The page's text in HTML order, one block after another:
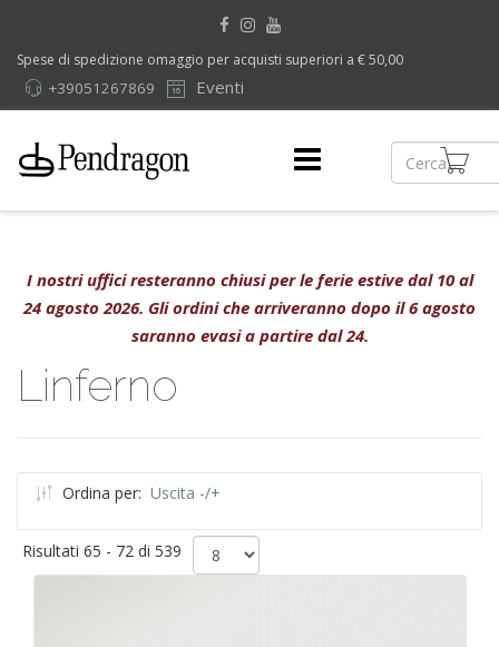
Spese di spedizione omaggio per acquisti superiori a € 50,00
Eventi
+39051267869
I nostri uffici resteranno chiusi per le ferie estive dal 10 al
24 agosto 2026. Gli ordini che arriveranno dopo il 6 agosto
saranno evasi a partire dal 24.
Linferno
Ordina per: Uscita -/+
Risultati 65 - 72 di 539